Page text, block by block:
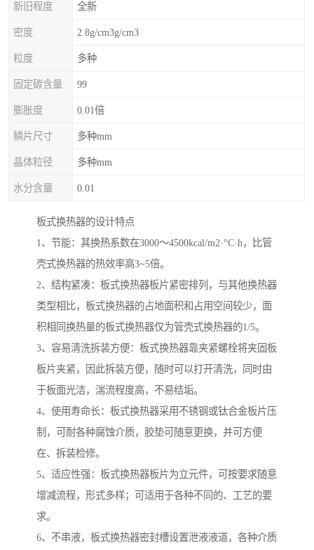
新旧程度 全新
密度 2.8g/cm3g/cm3
粒度 多种
固定碳含量 99
膨胀度 0.01倍
鳞片尺寸 多种mm
晶体粒径 多种mm
水分含量 0.01
板式换热器的设计特点
1、节能：其换热系数在3000～4500kcal/m2·°C·h，比管
壳式换热器的热效率高3~5倍。
2、结构紧凑：板式换热器板片紧密排列，与其他换热器
类型相比，板式换热器的占地面积和占用空间较少，面
积相同换热量的板式换热器仅为管壳式换热器的1/5。
3、容易清洗拆装方便：板式换热器靠夹紧螺栓将夹固板
板片夹紧，因此拆装方便，随时可以打开清洗，同时由
于板面光洁，湍流程度高，不易结垢。
4、使用寿命长：板式换热器采用不锈钢或钛合金板片压
制，可耐各种腐蚀介质，胶垫可随意更换，并可方便
在、拆装检修。
5、适应性强：板式换热器板片为立元件，可按要求随意
增减流程，形式多样；可适用于各种不同的、工艺的要
求。
6、不串液，板式换热器密封槽设置泄液液道，各种介质